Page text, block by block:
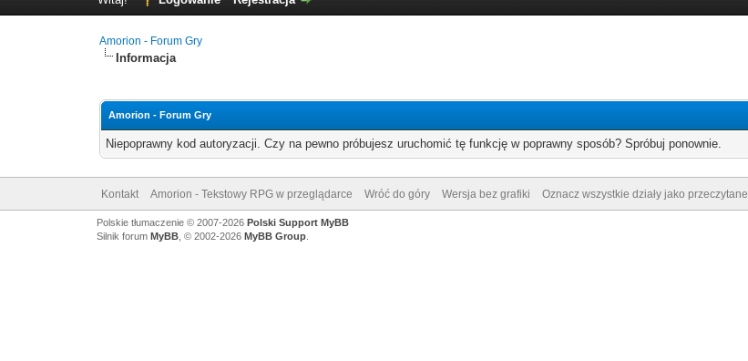
Amorion - Forum Gry
Informacja
Amorion - Forum Gry
Niepoprawny kod autoryzacji. Czy na pewno próbujesz uruchomić tę funkcję w poprawny sposób? Spróbuj ponownie.
Kontakt Amorion - Tekstowy RPG w przeglądarce Wróć do góry Wersja bez grafiki Oznacz wszystkie działy jako przeczytane
Polskie tłumaczenie © 2007-2026 Polski Support MyBB
Silnik forum MyBB, © 2002-2026 MyBB Group.